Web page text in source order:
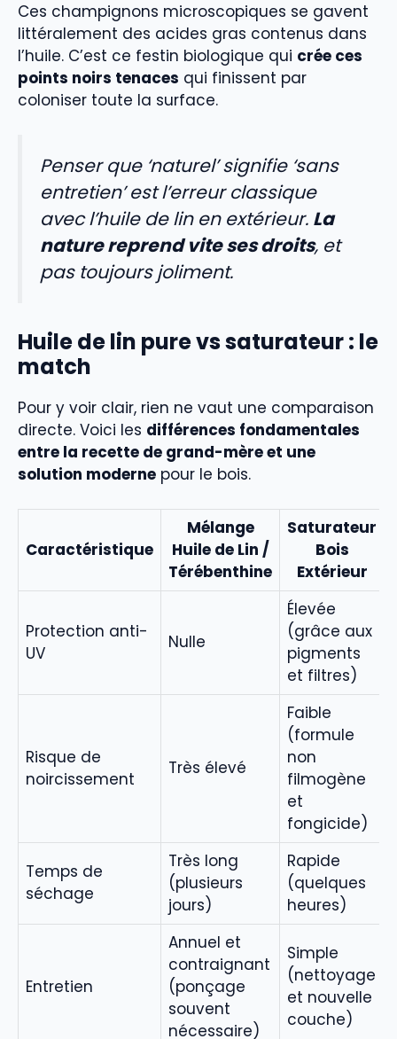
Ces champignons microscopiques se gavent
littéralement des acides gras contenus dans
l’huile. C’est ce festin biologique qui crée ces
points noirs tenaces qui finissent par
coloniser toute la surface.
Penser que ‘naturel’ signifie ‘sans
entretien’ est l’erreur classique
avec l’huile de lin en extérieur. La
nature reprend vite ses droits, et
pas toujours joliment.
Huile de lin pure vs saturateur : le
match
Pour y voir clair, rien ne vaut une comparaison
directe. Voici les différences fondamentales
entre la recette de grand-mère et une
solution moderne pour le bois.
Caractéristique
Mélange
Huile de Lin /
Térébenthine
Saturateur
Bois
Extérieur
Protection anti-
UV
Nulle
Élevée
(grâce aux
pigments
et filtres)
Risque de
noircissement
Très élevé
Faible
(formule
non
filmogène
et
fongicide)
Temps de
séchage
Très long
(plusieurs
jours)
Rapide
(quelques
heures)
Entretien
Annuel et
contraignant
(ponçage
souvent
nécessaire)
Simple
(nettoyage
et nouvelle
couche)